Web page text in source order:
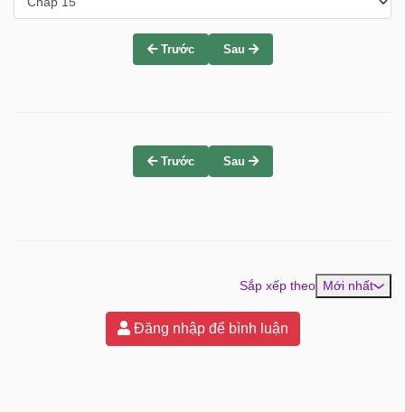
Trước Sau
Trước Sau
Sắp xếp theo Mới nhất
Đăng nhập để bình luận